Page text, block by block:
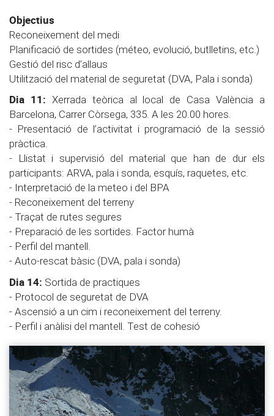
Objectius
Reconeixement del medi
Planificació de sortides (méteo, evolució, butlletins, etc.)
Gestió del risc d’allaus
Utilització del material de seguretat (DVA, Pala i sonda)
Dia 11: Xerrada teòrica al local de Casa València a
Barcelona, Carrer Còrsega, 335. A les 20.00 hores.
- Presentació de l’activitat i programació de la sessió
pràctica.
- Llistat i supervisió del material que han de dur els
participants: ARVA, pala i sonda, esquís, raquetes, etc.
- Interpretació de la meteo i del BPA
- Reconeixement del terreny
- Traçat de rutes segures
- Preparació de les sortides. Factor humà
- Perfil del mantell.
- Auto-rescat bàsic (DVA, pala i sonda)
Dia 14: Sortida de practiques
- Protocol de seguretat de DVA
- Ascensió a un cim i reconeixement del terreny.
- Perfil i anàlisi del mantell. Test de cohesió